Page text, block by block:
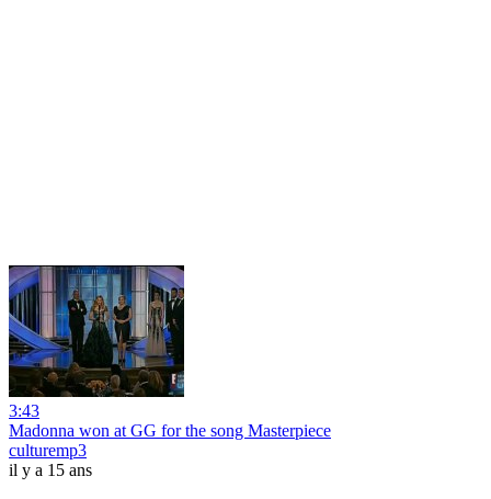
3:43
Madonna won at GG for the song Masterpiece
culturemp3
il y a 15 ans